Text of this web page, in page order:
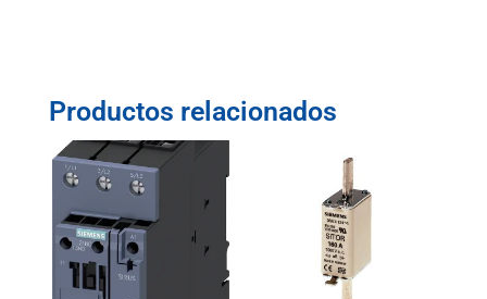
Productos relacionados